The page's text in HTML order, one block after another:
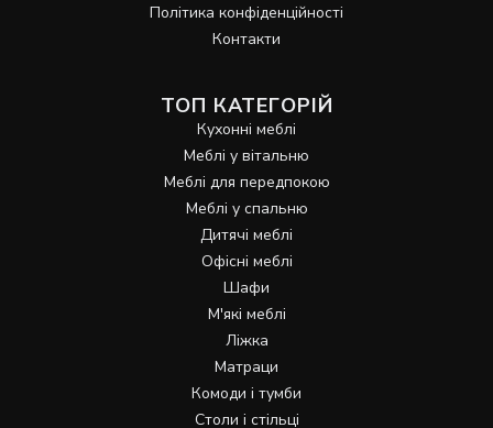
Політика конфіденційності
Контакти
ТОП КАТЕГОРІЙ
Кухонні меблі
Меблі у вітальню
Меблі для передпокою
Меблі у спальню
Дитячі меблі
Офісні меблі
Шафи
М'які меблі
Ліжка
Матраци
Комоди і тумби
Столи і стільці